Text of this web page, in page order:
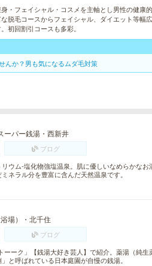
・フェイシャル・コスメを主軸とし男性の健康
脱毛コースからフェイシャル、ダイエット等幅
初回割引コースも多彩。
んか？男も気になるムダ毛対策
ーパー銭湯・西新井
ブログ
ウム-塩化物強塩温泉。肌に優しいなめらかな
ネラル分を豊富に含んだ天然温泉です。
場）・北千住
ブログ
ーーク」【銭湯大好き芸人】で紹介。薬湯（純
と呼ばれている日本庭園が自慢の銭湯。